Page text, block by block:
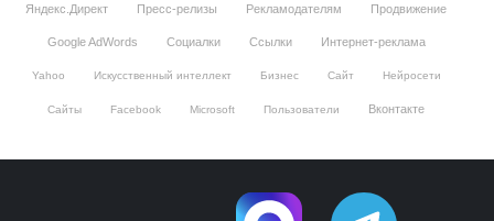
Яндекс.Директ Пресс-релизы Рекламодателям Продвижение
Google AdWords Социалки Ссылки Интернет-реклама
Yahoo Искусственный интеллект Бизнес Сайт Нейросети
Сайты Facebook Microsoft Пользователи Вконтакте